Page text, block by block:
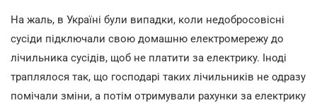
На жаль, в Україні були випадки, коли недобросовісні
сусіди підключали свою домашню електромережу до
лічильника сусідів, щоб не платити за електрику. Іноді
траплялося так, що господарі таких лічильників не одразу
помічали зміни, а потім отримували рахунки за електрику